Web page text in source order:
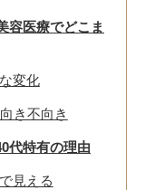
容医療でどこま
変化
き不向き
代特有の理由
見える